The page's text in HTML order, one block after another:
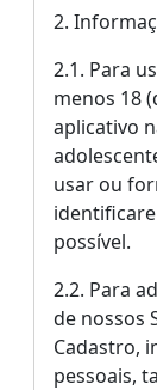
2.
2.1. Para
menos 18
aplicativo
usar ou
possível.
2.2. Para
de nossos
Cadastro,
pessoais,